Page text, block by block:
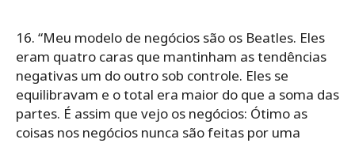
16. “Meu modelo de negócios são os Beatles. Eles
eram quatro caras que mantinham as tendências
negativas um do outro sob controle. Eles se
equilibravam e o total era maior do que a soma das
partes. É assim que vejo os negócios: Ótimo as
coisas nos negócios nunca são feitas por uma